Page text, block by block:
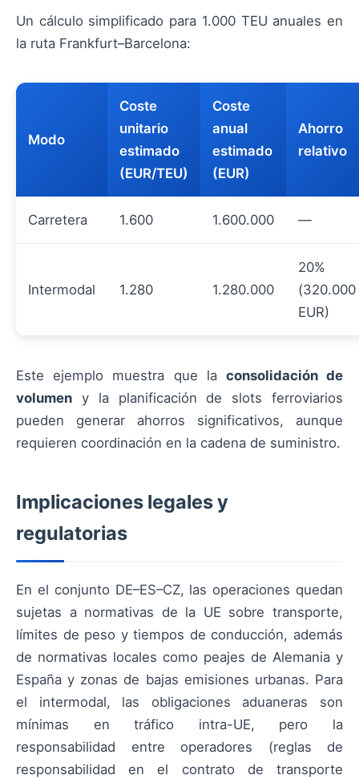
Un cálculo simplificado para 1.000 TEU anuales en
la ruta Frankfurt–Barcelona:
Modo
Coste
unitario
estimado
(EUR/TEU)
Coste
anual
estimado
(EUR)
Ahorro
relativo
Carretera 1.600 1.600.000 —
Intermodal 1.280 1.280.000
20%
(320.000
EUR)
Este ejemplo muestra que la consolidación de
volumen y la planificación de slots ferroviarios
pueden generar ahorros significativos, aunque
requieren coordinación en la cadena de suministro.
Implicaciones legales y
regulatorias
En el conjunto DE–ES–CZ, las operaciones quedan
sujetas a normativas de la UE sobre transporte,
límites de peso y tiempos de conducción, además
de normativas locales como peajes de Alemania y
España y zonas de bajas emisiones urbanas. Para
el intermodal, las obligaciones aduaneras son
mínimas en tráfico intra-UE, pero la
responsabilidad entre operadores (reglas de
responsabilidad en el contrato de transporte